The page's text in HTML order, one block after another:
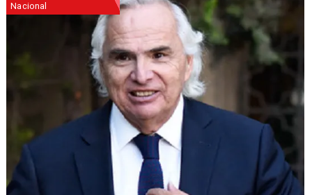
Nacional